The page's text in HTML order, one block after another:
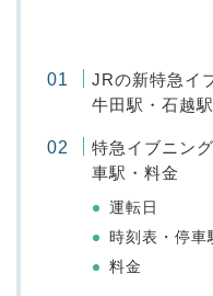
JRの新特急イ
牛田駅・石越
特急イブニン
車駅・料金
運転日
時刻表・停車
料金